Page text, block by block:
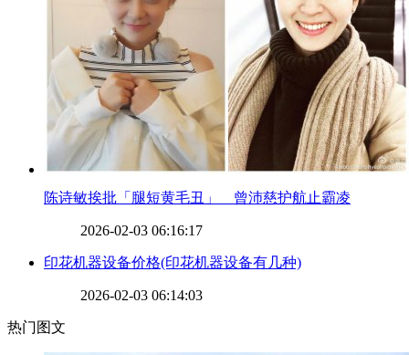
​陈诗敏挨批「腿短黄毛丑」 曾沛慈护航止霸凌
2026-02-03 06:16:17
​印花机器设备价格(印花机器设备有几种)
2026-02-03 06:14:03
热门图文